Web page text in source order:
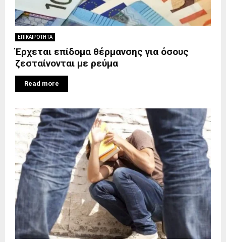
ΕΠΙΚΑΙΡΟΤΗΤΑ
Έρχεται επίδομα θέρμανσης για όσους
ζεσταίνονται με ρεύμα
Read more